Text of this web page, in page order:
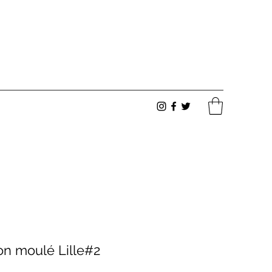
moulé Lille#2